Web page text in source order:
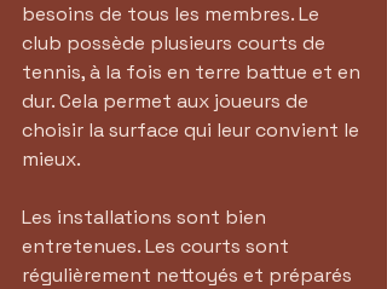
besoins de tous les membres. Le
club possède plusieurs courts de
tennis, à la fois en terre battue et en
dur. Cela permet aux joueurs de
choisir la surface qui leur convient le
mieux.
Les installations sont bien
entretenues. Les courts sont
régulièrement nettoyés et préparés